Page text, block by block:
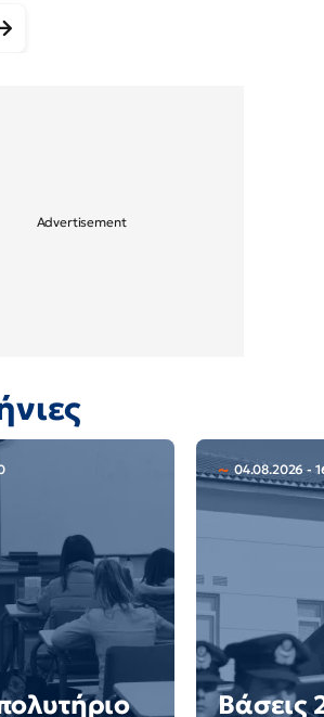
04.08.2026 -
Βάσεις